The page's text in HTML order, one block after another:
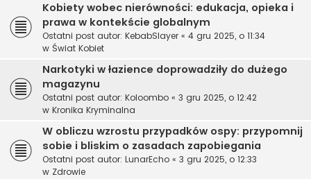
Kobiety wobec nierówności: edukacja, opieka i
prawa w kontekście globalnym
Ostatni post autor: KebabSlayer « 4 gru 2025, o 11:34
w Świat Kobiet
Narkotyki w łazience doprowadziły do dużego
magazynu
Ostatni post autor: Koloombo « 3 gru 2025, o 12:42
w Kronika Kryminalna
W obliczu wzrostu przypadków ospy: przypomnij
sobie i bliskim o zasadach zapobiegania
Ostatni post autor: LunarEcho « 3 gru 2025, o 12:33
w Zdrowie